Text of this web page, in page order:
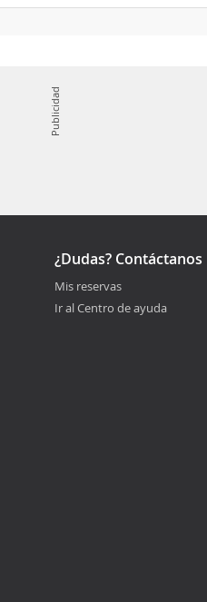
Publicidad
¿Dudas? Contáctanos
Mis reservas
Ir al Centro de ayuda